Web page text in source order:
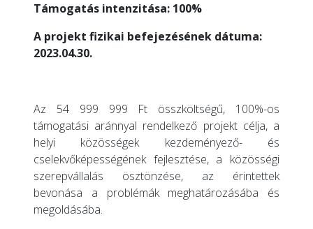
Támogatás intenzitása: 100%
A projekt fizikai befejezésének dátuma:
2023.04.30.
Az 54 999 999 Ft összköltségű, 100%-os
támogatási aránnyal rendelkező projekt célja, a
helyi közösségek kezdeményező- és
cselekvőképességének fejlesztése, a közösségi
szerepvállalás ösztönzése, az érintettek
bevonása a problémák meghatározásába és
megoldásába.